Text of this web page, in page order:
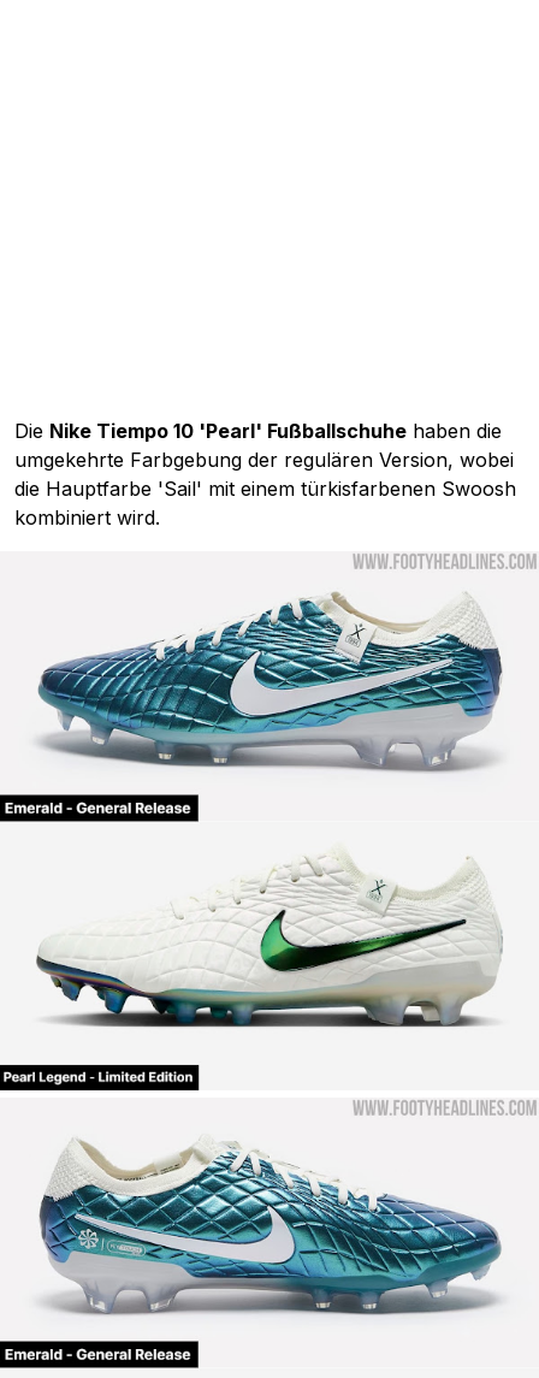
Die Nike Tiempo 10 'Pearl' Fußballschuhe haben die
umgekehrte Farbgebung der regulären Version, wobei
die Hauptfarbe 'Sail' mit einem türkisfarbenen Swoosh
kombiniert wird.